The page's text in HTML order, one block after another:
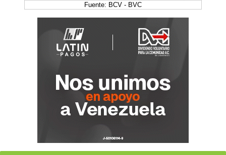
Fuente: BCV - BVC